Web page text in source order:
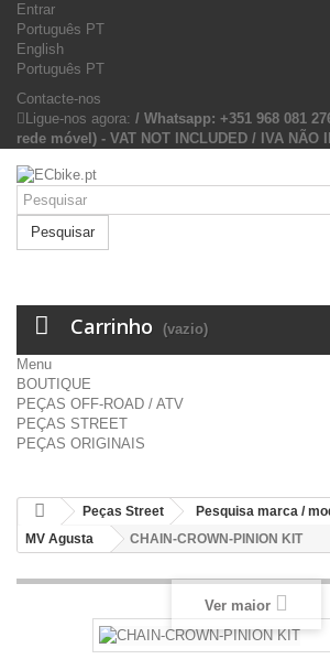
Entrar
Português PT
English
Português PT
Contacte-nos
Ligue-nos agora: / Whatsapp: +351 968 081
rede móvel) - VAT NOT INCLUDED / IVA NÃO
Pesquisar
Carrinho (vazio)
Menu
BOUTIQUE
PEÇAS OFF-ROAD / ATV
PEÇAS STREET
PEÇAS ORIGINAIS
Peças Street
Pesquisa marca /
MV Agusta
CHAIN-CROWN-PINION KIT
Ver maior